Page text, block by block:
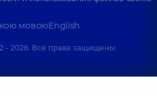
мовоюEnglish
- 2026. Все права защищены